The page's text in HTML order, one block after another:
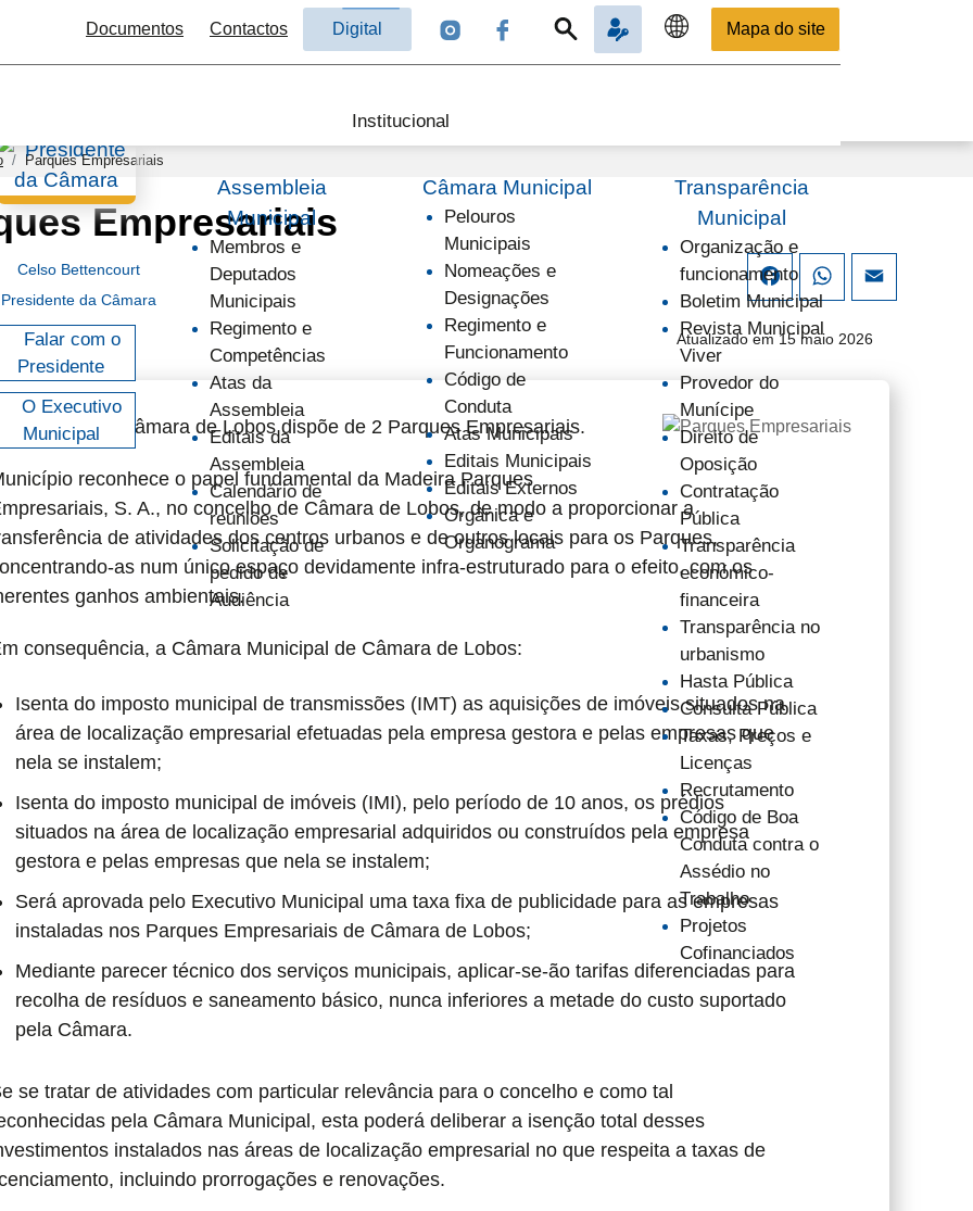
Documentos Contactos Digital Mapa do site
Institucional
Celso Bettencourt
Presidente da Câmara
Falar com o
Presidente
O Executivo
Municipal
Assembleia
Municipal
Membros e
Deputados
Municipais
Regimento e
Competências
Atas da
Assembleia
Editais da
Assembleia
Calendário de
reuniões
Solicitação de
pedido de
Audiência
Câmara Municipal
Pelouros
Municipais
Nomeações e
Designações
Regimento e
Funcionamento
Código de
Conduta
Atas Municipais
Editais Municipais
Editais Externos
Orgânica e
Organograma
Transparência
Municipal
Organização e
funcionamento
Boletim Municipal
Revista Municipal
Viver
Provedor do
Munícipe
Direito de
Oposição
Contratação
Pública
Transparência
económico-
financeira
Transparência no
urbanismo
Hasta Pública
Consulta Pública
Taxas, Preços e
Licenças
Recrutamento
Código de Boa
Conduta contra o
Assédio no
Trabalho
Projetos
Cofinanciados
Parques Empresariais
FacebookWhatsApp
Empresariais
Atualizado em 15 maio 2026
concelho de Câmara de Lobos dispõe de 2 Parques Empresariais.
reconhece o papel fundamental da Madeira Parques
S. A., no concelho de Câmara de Lobos, de modo a proporcionar a
de atividades dos centros urbanos e de outros locais para os Parques,
as num único espaço devidamente infra-estruturado para o efeito, com os
ganhos ambientais.
consequência, a Câmara Municipal de Câmara de Lobos:
Isenta do imposto municipal de transmissões (IMT) as aquisições de imóveis situados na
área de localização empresarial efetuadas pela empresa gestora e pelas empresas que
nela se instalem;
Isenta do imposto municipal de imóveis (IMI), pelo período de 10 anos, os prédios
situados na área de localização empresarial adquiridos ou construídos pela empresa
gestora e pelas empresas que nela se instalem;
Será aprovada pelo Executivo Municipal uma taxa fixa de publicidade para as empresas
instaladas nos Parques Empresariais de Câmara de Lobos;
Mediante parecer técnico dos serviços municipais, aplicar-se-ão tarifas diferenciadas para
recolha de resíduos e saneamento básico, nunca inferiores a metade do custo suportado
pela Câmara.
se tratar de atividades com particular relevância para o concelho e como tal
pela Câmara Municipal, esta poderá deliberar a isenção total desses
instalados nas áreas de localização empresarial no que respeita a taxas de
incluindo prorrogações e renovações.